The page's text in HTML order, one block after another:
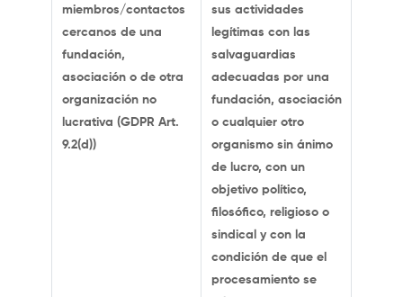
miembros/contactos
cercanos de una
fundación,
asociación o de otra
organización no
lucrativa (GDPR Art.
9.2(d))
sus actividades
legítimas con las
salvaguardias
adecuadas por una
fundación, asociación
o cualquier otro
organismo sin ánimo
de lucro, con un
objetivo político,
filosófico, religioso o
sindical y con la
condición de que el
procesamiento se